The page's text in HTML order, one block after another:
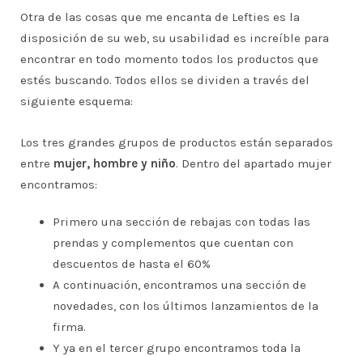
Otra de las cosas que me encanta de Lefties es la
disposición de su web, su usabilidad es increíble para
encontrar en todo momento todos los productos que
estés buscando. Todos ellos se dividen a través del
siguiente esquema:
Los tres grandes grupos de productos están separados
entre mujer, hombre y niño. Dentro del apartado mujer
encontramos:
Primero una sección de rebajas con todas las
prendas y complementos que cuentan con
descuentos de hasta el 60%
A continuación, encontramos una sección de
novedades, con los últimos lanzamientos de la
firma.
Y ya en el tercer grupo encontramos toda la